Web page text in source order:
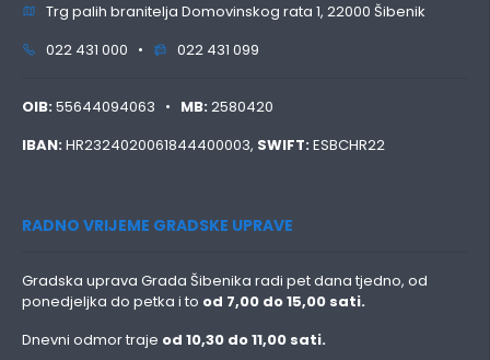
Trg palih branitelja Domovinskog rata 1, 22000 Šibenik
022 431 000 •
022 431 099
OIB:55644094063 • MB:2580420
IBAN:HR2324020061844400003, SWIFT:ESBCHR22
RADNO VRIJEME GRADSKE UPRAVE
Gradska uprava Grada Šibenika radi pet dana tjedno, od
ponedjeljka do petka i to od 7,00 do 15,00 sati.
Dnevni odmor traje od 10,30 do 11,00 sati.